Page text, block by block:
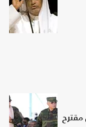
مقترح